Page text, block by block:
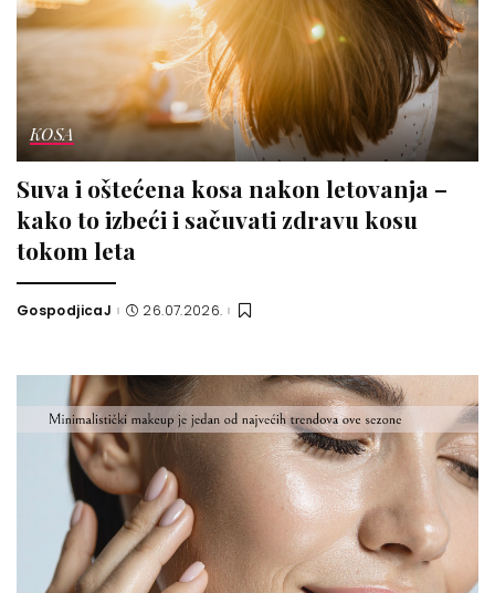
KOSA
Suva i oštećena kosa nakon letovanja –
kako to izbeći i sačuvati zdravu kosu
tokom leta
GospodjicaJ 26.07.2026.